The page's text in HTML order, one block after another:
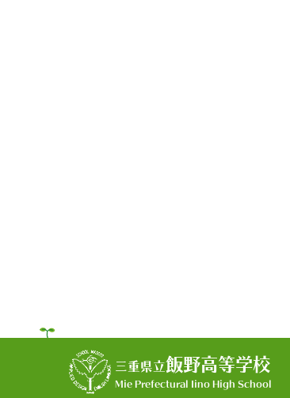
三重県立飯野高等学校
Mie Prefectural Iino High School